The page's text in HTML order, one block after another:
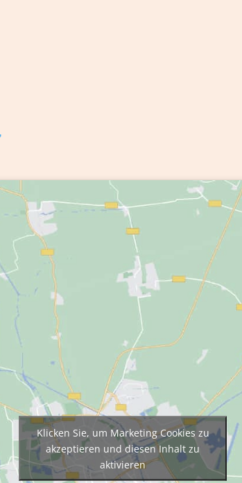
Klicken Sie, um Marketing Cookies zu
akzeptieren und diesen Inhalt zu
aktivieren